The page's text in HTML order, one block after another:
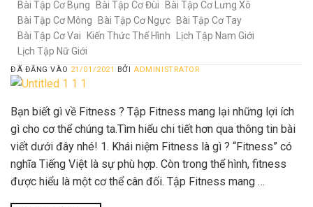
Bài Tập Cơ Bụng
Bài Tập Cơ Đùi
Bài Tập Cơ Lưng Xô
Bài Tập Cơ Mông
Bài Tập Cơ Ngực
Bài Tập Cơ Tay
Bài Tập Cơ Vai
Kiến Thức Thể Hình
Lịch Tập Nam Giới
Lịch Tập Nữ Giới
ĐÃ ĐĂNG VÀO 21/01/2021 BỞIADMINISTRATOR
Bạn biết gì về Fitness ? Tập Fitness mang lại những lợi ích
gì cho cơ thể chúng ta.Tìm hiểu chi tiết hơn qua thông tin bài
viết dưới đây nhé! 1. Khái niệm Fitness là gì ? “Fitness” có
nghĩa Tiếng Việt là sự phù hợp. Còn trong thể hình, fitness
được hiểu là một cơ thể cân đối. Tập Fitness mang …